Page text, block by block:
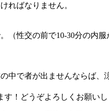
ればなりません。
性交の前で10-30分の内服
中で者が出ませんならば、
！どうぞよろしくお願いし